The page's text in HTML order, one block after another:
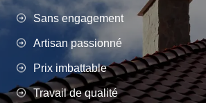
Sans engagement
Artisan passionné
Prix imbattable
Travail de qualité